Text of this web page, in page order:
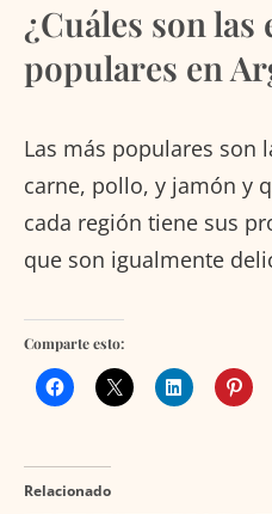
¿Cuáles son las
populares en
Las más populares son
carne, pollo, y jamón y
cada región tiene sus
que son igualmente
Comparte esto:
Relacionado